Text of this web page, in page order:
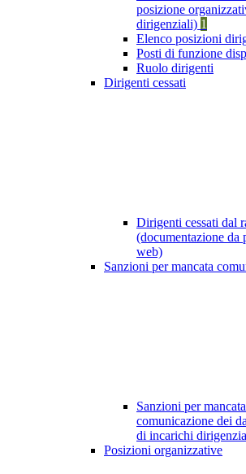
posizione
dirigenziali) 1
Elenco posizioni
Posti di funzione
Ruolo dirigenti
Dirigenti cessati
Dirigenti cessati dal
(documentazione da
web)
Sanzioni per mancata
Sanzioni per
comunicazione dei
di incarichi
Posizioni organizzative